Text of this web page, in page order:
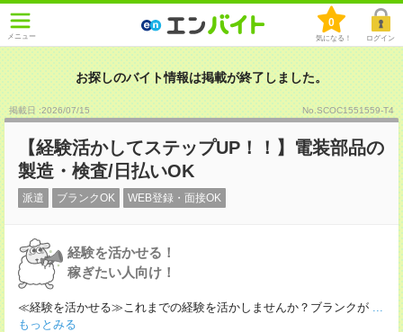
メニュー
0
気になる！ ログイン
お探しのバイト情報は掲載が終了しました。
掲載日 :2026/07/15 No.SCOC1551559-T4
【経験活かしてステップUP！！】電装部品の
製造・検査/日払いOK
派遣 ブランクOK WEB登録・面接OK
経験を活かせる！
稼ぎたい人向け！
≪経験を活かせる≫これまでの経験を活かしませんか？ブランクが ...
もっとみる